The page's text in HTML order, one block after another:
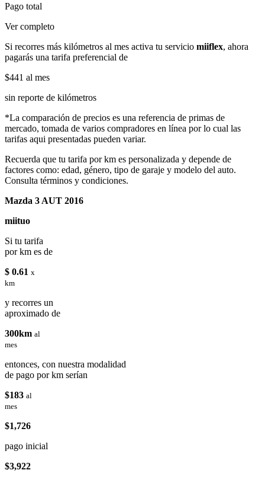
Pago total
Ver completo
Si recorres más kilómetros al mes activa tu servicio miiflex, ahora
pagarás una tarifa preferencial de
$441 al mes
sin reporte de kilómetros
*La comparación de precios es una referencia de primas de
mercado, tomada de varios compradores en línea por lo cual las
tarifas aqui presentadas pueden variar.
Recuerda que tu tarifa por km es personalizada y depende de
factores como: edad, género, tipo de garaje y modelo del auto.
Consulta términos y condiciones.
Mazda 3 AUT 2016
miituo
Si tu tarifa
por km es de
$ 0.61 x
km
y recorres un
aproximado de
300km al
mes
entonces, con nuestra modalidad
de pago por km serían
$183 al
mes
$1,726
pago inicial
$3,922